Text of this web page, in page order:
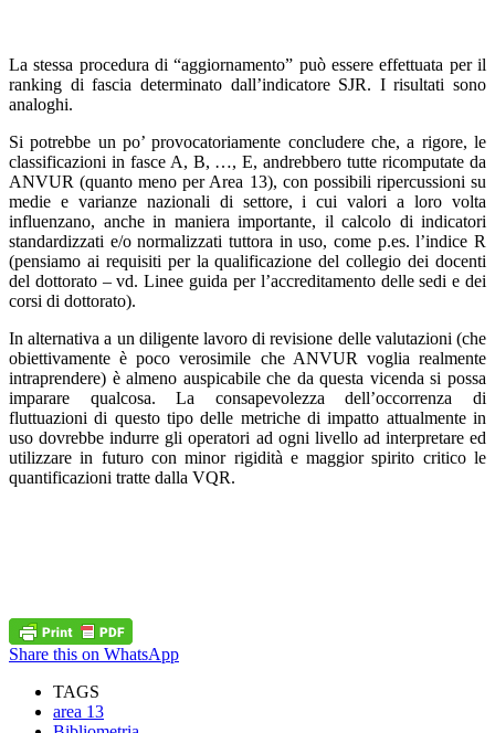
La stessa procedura di “aggiornamento” può essere effettuata per il
ranking di fascia determinato dall’indicatore SJR. I risultati sono
analoghi.
Si potrebbe un po’ provocatoriamente concludere che, a rigore, le
classificazioni in fasce A, B, …, E, andrebbero tutte ricomputate da
ANVUR (quanto meno per Area 13), con possibili ripercussioni su
medie e varianze nazionali di settore, i cui valori a loro volta
influenzano, anche in maniera importante, il calcolo di indicatori
standardizzati e/o normalizzati tuttora in uso, come p.es. l’indice R
(pensiamo ai requisiti per la qualificazione del collegio dei docenti
del dottorato – vd. Linee guida per l’accreditamento delle sedi e dei
corsi di dottorato).
In alternativa a un diligente lavoro di revisione delle valutazioni (che
obiettivamente è poco verosimile che ANVUR voglia realmente
intraprendere) è almeno auspicabile che da questa vicenda si possa
imparare qualcosa. La consapevolezza dell’occorrenza di
fluttuazioni di questo tipo delle metriche di impatto attualmente in
uso dovrebbe indurre gli operatori ad ogni livello ad interpretare ed
utilizzare in futuro con minor rigidità e maggior spirito critico le
quantificazioni tratte dalla VQR.
Share this on WhatsApp
TAGS
area 13